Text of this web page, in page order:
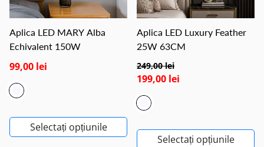
Aplica LED MARY Alba
Echivalent 150W
99,00 lei
Selectați opțiunile
Aplica LED Luxury Feather
25W 63CM
249,00 lei
199,00 lei
Selectați opțiunile